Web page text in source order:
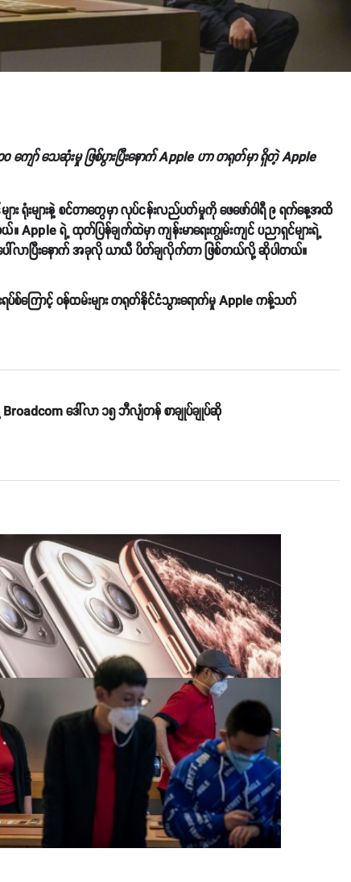
ကျော် သေဆုံးမှု ဖြစ်ပွားပြီးနောက် Apple ဟာ တရုတ်မှာ ရှိတဲ့ Apple
ရုံးများနဲ့ စင်တာတွေမှာ လုပ်ငန်းလည်ပတ်မှုကို ဖေဖော်ဝါရီ ၉ ရက်နေ့အထိ
ရဲ့ ထုတ်ပြန်ချက်ထဲမှာ ကျန်းမာရေးကျွမ်းကျင် ပညာရှင်များရဲ့
ေါ်လာပြီးနောက် အခုလို ယာယီ ပိတ်ချလိုက်တာ ဖြစ်တယ်လို့ ဆိုပါတယ်။
ရပ်စ်ကြောင့် ဝန်ထမ်းများ တရုတ်နိုင်ငံသွားရောက်မှု Apple ကန့်သတ်
ဒေါ်လာ ၁၅ ဘီလျံတန် စာချုပ်ချုပ်ဆို